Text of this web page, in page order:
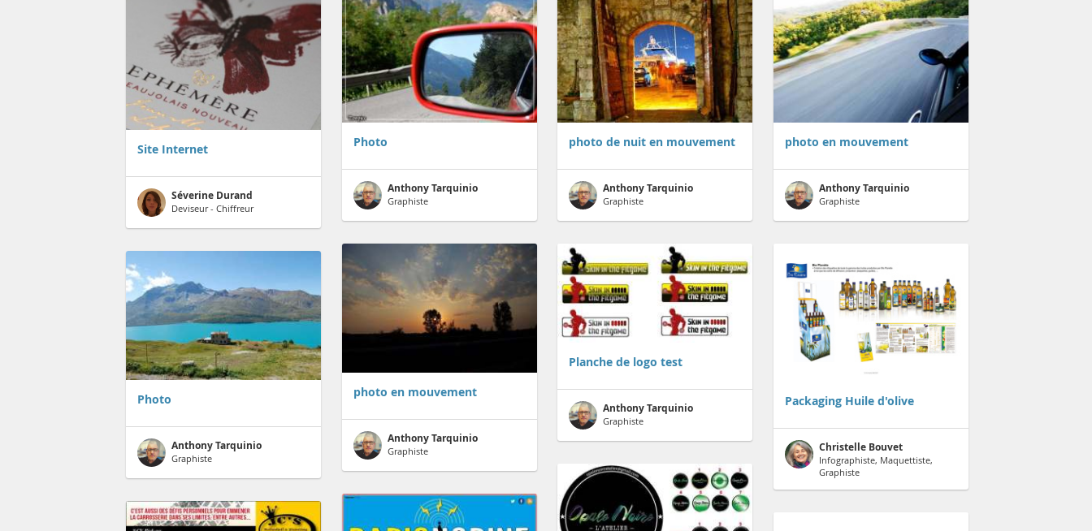
Site Internet
Séverine Durand
Deviseur - Chiffreur
Photo
Anthony Tarquinio
Graphiste
Photo
Anthony Tarquinio
Graphiste
photo en mouvement
Anthony Tarquinio
Graphiste
photo de nuit en mouvement
Anthony Tarquinio
Graphiste
Planche de logo test
Anthony Tarquinio
Graphiste
photo en mouvement
Anthony Tarquinio
Graphiste
Packaging Huile d'olive
Christelle Bouvet
Infographiste, Maquettiste,
Graphiste